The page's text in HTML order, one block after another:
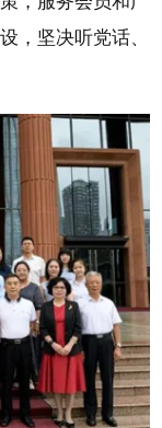
，坚决听党话、